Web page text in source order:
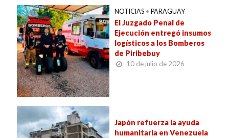
NOTICIAS • PARAGUAY
El Juzgado Penal de
Ejecución entregó insumos
logísticos a los Bomberos
de Piribebuy
10 de julio de 2026
Japón refuerza la ayuda
humanitaria en Venezuela